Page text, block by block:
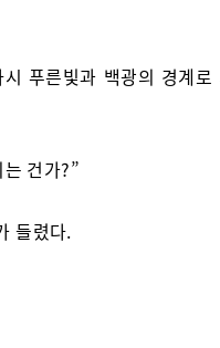
푸른빛과 백광의 경계로
건가?”
들렸다.